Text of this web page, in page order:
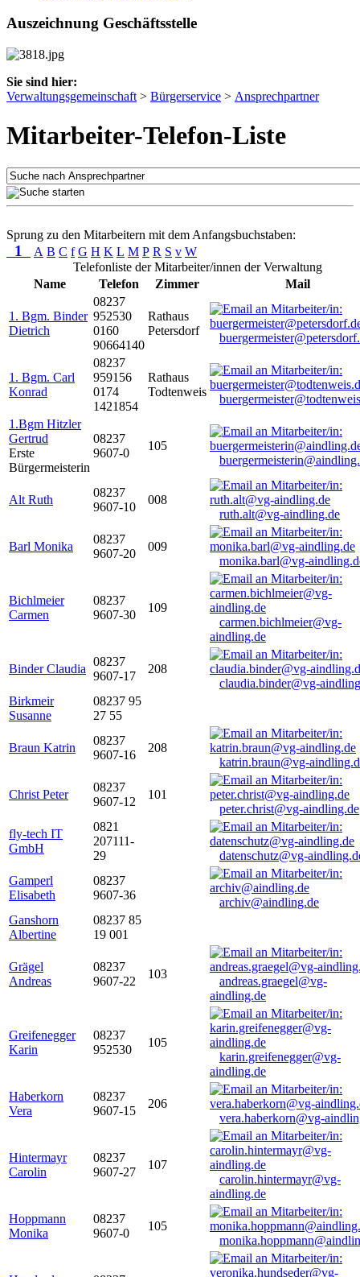
Auszeichnung Geschäftsstelle
Sie sind hier:
Verwaltungsgemeinschaft > Bürgerservice > Ansprechpartner
Mitarbeiter-Telefon-Liste
Sprung zu den Mitarbeitern mit dem Anfangsbuchstaben:
1 A B C f G H K L M P R S v W
Telefonliste der Mitarbeiter/innen der Verwaltung
Name
Telefon Zimmer Mail
1. Bgm. Binder
Dietrich
08237
952530
0160
90664140
Rathaus
Petersdorf
1. Bgm. Carl
Konrad
08237
959156
0174
1421854
Rathaus
Todtenweis
1.Bgm Hitzler
Gertrud
Erste
Bürgermeisterin
08237
9607-0
105
Alt Ruth
08237
9607-10
008
ruth.alt@vg-aindling.de
Barl Monika
08237
9607-20
009
monika.barl@vg-
Bichlmeier
Carmen
08237
9607-30
109
carmen.bichlmeier@vg-
aindling.de
Binder Claudia
08237
9607-17
208
claudia.binder@vg-
Birkmeir
Susanne
08237 95
27 55
Braun Katrin
08237
9607-16
208
katrin.braun@vg-
Christ Peter
08237
9607-12
101
peter.christ@vg-aindling.de
fly-tech IT
GmbH
0821
207111-
29
datenschutz@vg-
Gamperl
Elisabeth
08237
9607-36
archiv@aindling.de
Ganshorn
Albertine
08237 85
19 001
Grägel
Andreas
08237
9607-22
103
andreas.graegel@vg-
aindling.de
Greifenegger
Karin
08237
952530
105
karin.greifenegger@vg-
aindling.de
Haberkorn
Vera
08237
9607-15
206
vera.haberkorn@vg-
Hintermayr
Carolin
08237
9607-27
107
carolin.hintermayr@vg-
aindling.de
Hoppmann
Monika
08237
9607-0
105